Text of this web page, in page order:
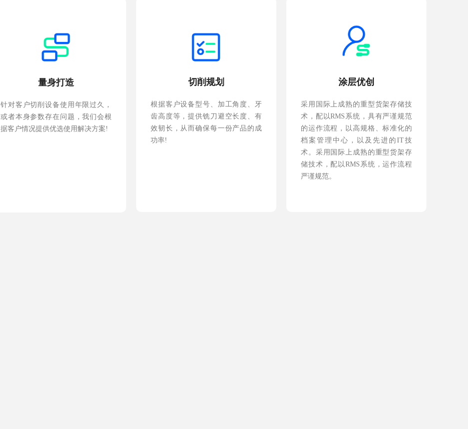
量身打造
针对客户切削设备使用年限过久，
或者本身参数存在问题，我们会根
据客户情况提供优选使用解决方案!
切削规划
根据客户设备型号、加工角度、牙
齿高度等，提供铣刀避空长度、有
效韧长，从而确保每一份产品的成
功率!
涂层优创
采用国际上成熟的重型货架存储技
术，配以RMS系统，具有严谨规范
的运作流程，以高规格、标准化的
档案管理中心，以及先进的IT技
术。采用国际上成熟的重型货架存
储技术，配以RMS系统，运作流程
严谨规范。